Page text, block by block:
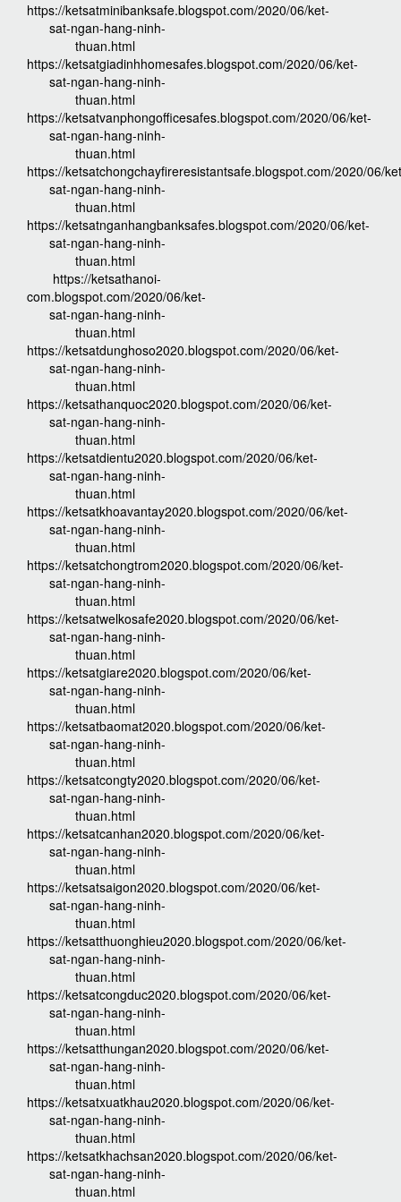
https://ketsatminibanksafe.blogspot.com/2020/06/ket-
sat-ngan-hang-ninh-
thuan.html
https://ketsatgiadinhhomesafes.blogspot.com/2020/06/ket-
sat-ngan-hang-ninh-
thuan.html
https://ketsatvanphongofficesafes.blogspot.com/2020/06/ket-
sat-ngan-hang-ninh-
thuan.html
https://ketsatchongchayfireresistantsafe.blogspot.com/2020/06/
sat-ngan-hang-ninh-
thuan.html
https://ketsatnganhangbanksafes.blogspot.com/2020/06/ket-
sat-ngan-hang-ninh-
thuan.html
https://ketsathanoi-
com.blogspot.com/2020/06/ket-
sat-ngan-hang-ninh-
thuan.html
https://ketsatdunghoso2020.blogspot.com/2020/06/ket-
sat-ngan-hang-ninh-
thuan.html
https://ketsathanquoc2020.blogspot.com/2020/06/ket-
sat-ngan-hang-ninh-
thuan.html
https://ketsatdientu2020.blogspot.com/2020/06/ket-
sat-ngan-hang-ninh-
thuan.html
https://ketsatkhoavantay2020.blogspot.com/2020/06/ket-
sat-ngan-hang-ninh-
thuan.html
https://ketsatchongtrom2020.blogspot.com/2020/06/ket-
sat-ngan-hang-ninh-
thuan.html
https://ketsatwelkosafe2020.blogspot.com/2020/06/ket-
sat-ngan-hang-ninh-
thuan.html
https://ketsatgiare2020.blogspot.com/2020/06/ket-
sat-ngan-hang-ninh-
thuan.html
https://ketsatbaomat2020.blogspot.com/2020/06/ket-
sat-ngan-hang-ninh-
thuan.html
https://ketsatcongty2020.blogspot.com/2020/06/ket-
sat-ngan-hang-ninh-
thuan.html
https://ketsatcanhan2020.blogspot.com/2020/06/ket-
sat-ngan-hang-ninh-
thuan.html
https://ketsatsaigon2020.blogspot.com/2020/06/ket-
sat-ngan-hang-ninh-
thuan.html
https://ketsatthuonghieu2020.blogspot.com/2020/06/ket-
sat-ngan-hang-ninh-
thuan.html
https://ketsatcongduc2020.blogspot.com/2020/06/ket-
sat-ngan-hang-ninh-
thuan.html
https://ketsatthungan2020.blogspot.com/2020/06/ket-
sat-ngan-hang-ninh-
thuan.html
https://ketsatxuatkhau2020.blogspot.com/2020/06/ket-
sat-ngan-hang-ninh-
thuan.html
https://ketsatkhachsan2020.blogspot.com/2020/06/ket-
sat-ngan-hang-ninh-
thuan.html